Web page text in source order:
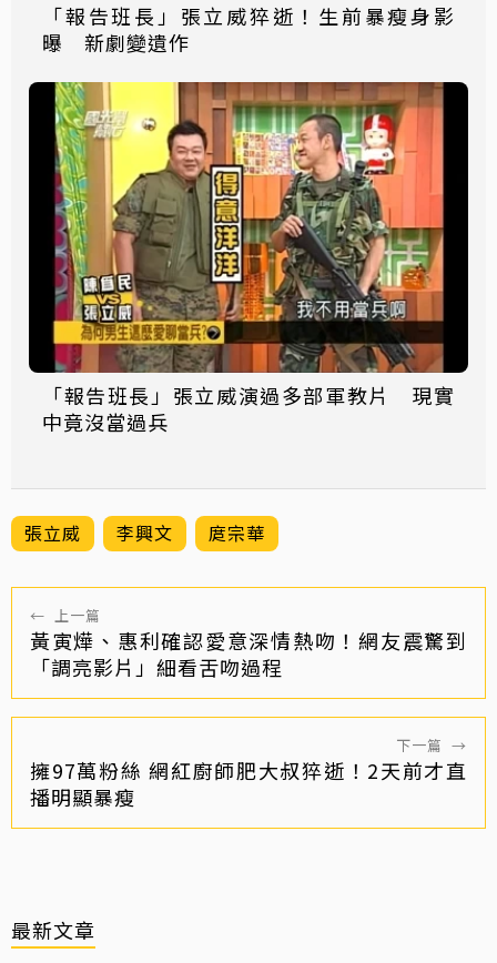
「報告班長」張立威猝逝！生前暴瘦身影
曝 新劇變遺作
「報告班長」張立威演過多部軍教片 現實
中竟沒當過兵
張立威 李興文 庹宗華
← 上一篇
黃寅燁、惠利確認愛意深情熱吻！網友震驚到
「調亮影片」細看舌吻過程
下一篇 →
擁97萬粉絲 網紅廚師肥大叔猝逝！2天前才直
播明顯暴瘦
最新文章